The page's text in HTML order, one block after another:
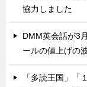
協力しました
DMM英会話が3
ールの値上げの
「多読王国」「